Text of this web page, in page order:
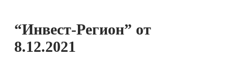
“Инвест-Регион” от
8.12.2021